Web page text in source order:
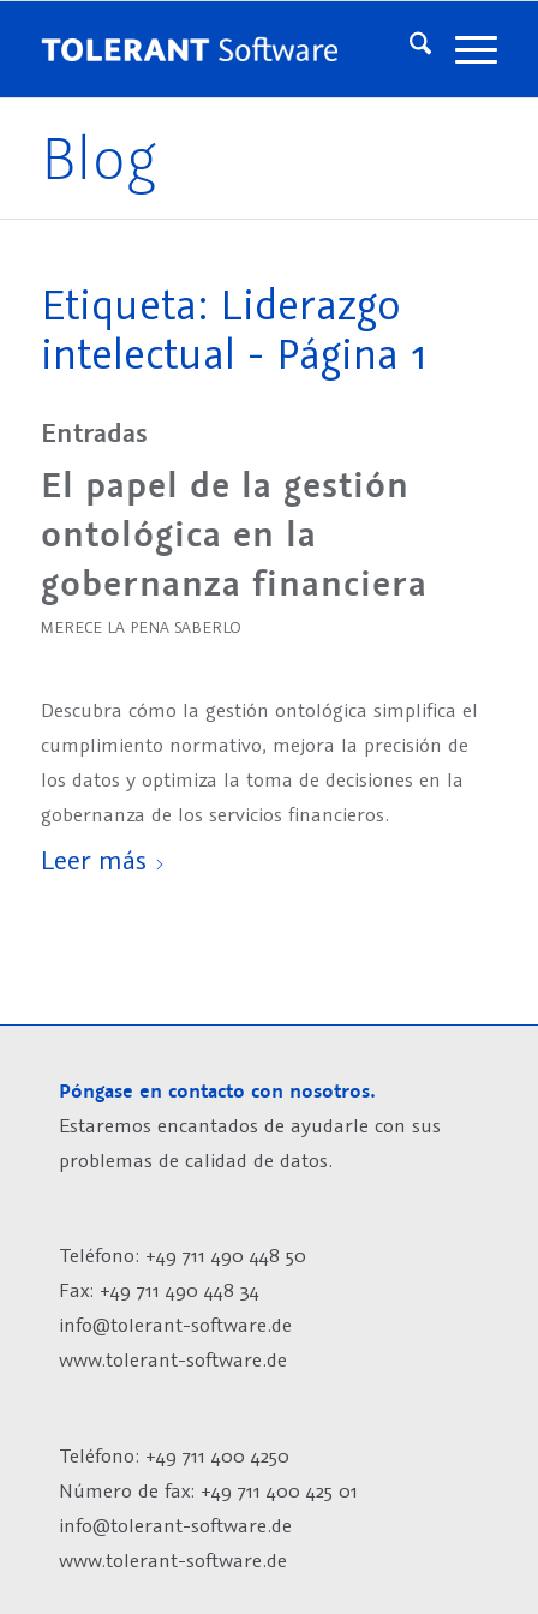
Blog
Etiqueta: Liderazgo
intelectual - Página 1
Entradas
El papel de la gestión
ontológica en la
gobernanza financiera
MERECE LA PENA SABERLO
Descubra cómo la gestión ontológica simplifica el
cumplimiento normativo, mejora la precisión de
los datos y optimiza la toma de decisiones en la
gobernanza de los servicios financieros.
Leer más
Póngase en contacto con nosotros.
Estaremos encantados de ayudarle con sus
problemas de calidad de datos.
Teléfono: +49 711 490 448 50
Fax: +49 711 490 448 34
info@tolerant-software.de
www.tolerant-software.de
Teléfono: +49 711 400 4250
Número de fax: +49 711 400 425 01
info@tolerant-software.de
www.tolerant-software.de